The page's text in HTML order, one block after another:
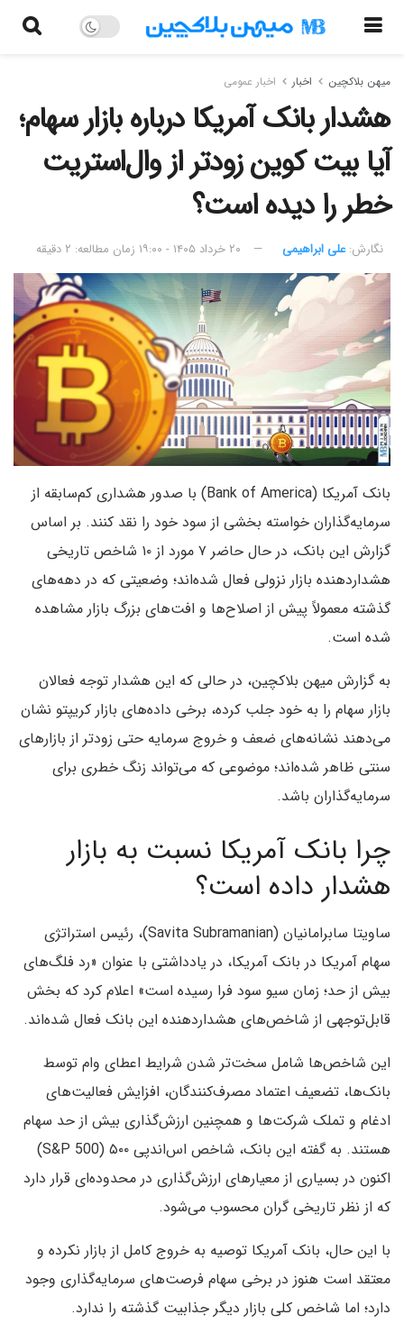
میهن بلاکچین اخبار اخبار عمومی
هشدار بانک آمریکا درباره بازار سهام؛
آیا بیت کوین زودتر از وال‌استریت
خطر را دیده است؟
نگارش:‌ علی ابراهیمی ۲۰ خرداد ۱۴۰۵ - ۱۹:۰۰ زمان مطالعه: ۲ دقیقه
بانک آمریکا (Bank of America) با صدور هشداری کم‌سابقه از
سرمایه‌گذاران خواسته بخشی از سود خود را نقد کنند. بر اساس
گزارش این بانک، در حال حاضر ۷ مورد از ۱۰ شاخص تاریخی
هشداردهنده بازار نزولی فعال شده‌اند؛ وضعیتی که در دهه‌های
گذشته معمولاً پیش از اصلاح‌ها و افت‌های بزرگ بازار مشاهده
شده است.
به گزارش میهن بلاکچین، در حالی که این هشدار توجه فعالان
بازار سهام را به خود جلب کرده، برخی داده‌های بازار کریپتو نشان
می‌دهند نشانه‌های ضعف و خروج سرمایه حتی زودتر از بازارهای
سنتی ظاهر شده‌اند؛ موضوعی که می‌تواند زنگ خطری برای
سرمایه‌گذاران باشد.
چرا بانک آمریکا نسبت به بازار
هشدار داده است؟
ساویتا سابرامانیان (Savita Subramanian)، رئیس استراتژی
سهام آمریکا در بانک آمریکا، در یادداشتی با عنوان «رد فلگ‌های
بیش از حد؛ زمان سیو سود فرا رسیده است» اعلام کرد که بخش
قابل‌توجهی از شاخص‌های هشداردهنده این بانک فعال شده‌اند.
این شاخص‌ها شامل سخت‌تر شدن شرایط اعطای وام توسط
بانک‌ها، تضعیف اعتماد مصرف‌کنندگان، افزایش فعالیت‌های
ادغام و تملک شرکت‌ها و همچنین ارزش‌گذاری بیش از حد سهام
هستند. به گفته این بانک، شاخص اس‌اندپی ۵۰۰ (S&P 500)
اکنون در بسیاری از معیارهای ارزش‌گذاری در محدوده‌ای قرار دارد
که از نظر تاریخی گران محسوب می‌شود.
با این حال، بانک آمریکا توصیه به خروج کامل از بازار نکرده و
معتقد است هنوز در برخی سهام فرصت‌های سرمایه‌گذاری وجود
دارد؛ اما شاخص کلی بازار دیگر جذابیت گذشته را ندارد.